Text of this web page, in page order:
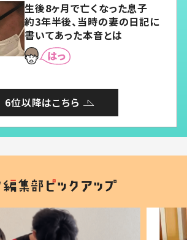
生後8ヶ月で亡くなった息子
約3年半後、当時の妻の日記に
書いてあった本音とは
6位以降はこちら